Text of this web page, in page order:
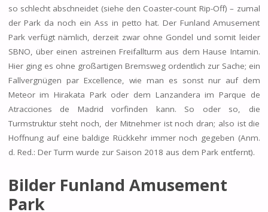
so schlecht abschneidet (siehe den Coaster-count Rip-Off) – zumal
der Park da noch ein Ass in petto hat. Der Funland Amusement
Park verfügt nämlich, derzeit zwar ohne Gondel und somit leider
SBNO, über einen astreinen Freifallturm aus dem Hause Intamin.
Hier ging es ohne großartigen Bremsweg ordentlich zur Sache; ein
Fallvergnügen par Excellence, wie man es sonst nur auf dem
Meteor im Hirakata Park oder dem Lanzandera im Parque de
Atracciones de Madrid vorfinden kann. So oder so, die
Turmstruktur steht noch, der Mitnehmer ist noch dran; also ist die
Hoffnung auf eine baldige Rückkehr immer noch gegeben (Anm.
d. Red.: Der Turm wurde zur Saison 2018 aus dem Park entfernt).
Bilder Funland Amusement
Park